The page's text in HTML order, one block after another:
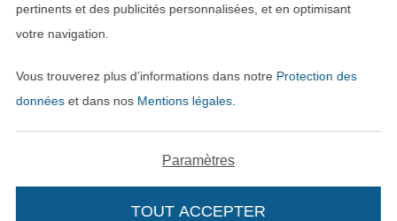
pertinents et des publicités personnalisées, et en optimisant
votre navigation.
Vous trouverez plus d’informations dans notre Protection des
donnéeset dans nos Mentions légales.
Paramètres
TOUT ACCEPTER